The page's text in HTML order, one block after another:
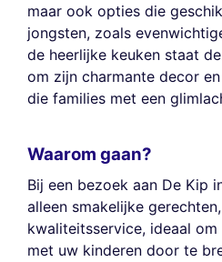
maar ook opties die
jongsten, zoals
de heerlijke keuken staat
om zijn charmante decor
die families met een
Waarom gaan?
Bij een bezoek aan De Kip
alleen smakelijke
kwaliteitsservice, ideaal om
met uw kinderen door te